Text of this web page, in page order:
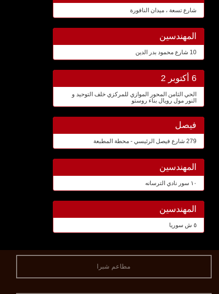
شارع تسعة ، ميدان النافورة
المهندسين
10 شارع محمود بدر الدين
6 أكتوبر 2
الحي الثامن المحور الموازي للمركزي خلف التوحيد و
النور مول رويال بناء روستو
فيصل
279 شارع فيصل الرئيسي - محطة المطبعة
المهندسين
١٠ سور نادي الترسانه
المهندسين
٥ ش سوريا
مطاعم شبرا